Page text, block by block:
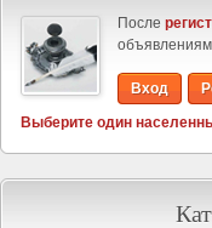
После
Вход
Выберите один